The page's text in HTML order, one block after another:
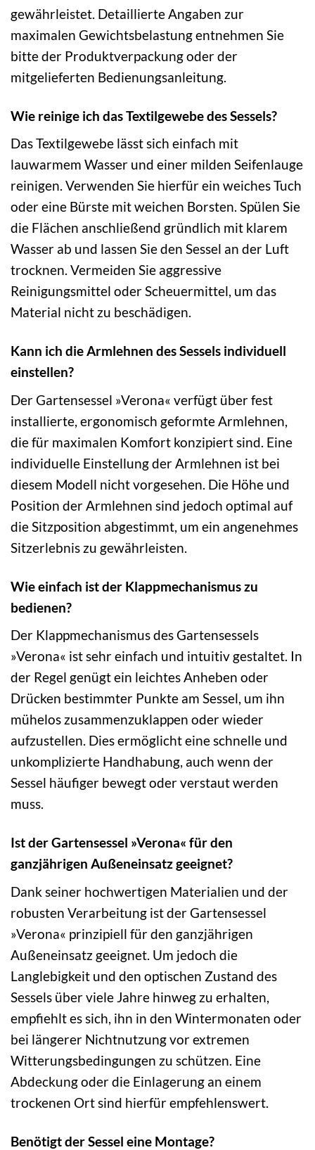
gewährleistet. Detaillierte Angaben zur
maximalen Gewichtsbelastung entnehmen Sie
bitte der Produktverpackung oder der
mitgelieferten Bedienungsanleitung.
Wie reinige ich das Textilgewebe des Sessels?
Das Textilgewebe lässt sich einfach mit
lauwarmem Wasser und einer milden Seifenlauge
reinigen. Verwenden Sie hierfür ein weiches Tuch
oder eine Bürste mit weichen Borsten. Spülen Sie
die Flächen anschließend gründlich mit klarem
Wasser ab und lassen Sie den Sessel an der Luft
trocknen. Vermeiden Sie aggressive
Reinigungsmittel oder Scheuermittel, um das
Material nicht zu beschädigen.
Kann ich die Armlehnen des Sessels individuell
einstellen?
Der Gartensessel »Verona« verfügt über fest
installierte, ergonomisch geformte Armlehnen,
die für maximalen Komfort konzipiert sind. Eine
individuelle Einstellung der Armlehnen ist bei
diesem Modell nicht vorgesehen. Die Höhe und
Position der Armlehnen sind jedoch optimal auf
die Sitzposition abgestimmt, um ein angenehmes
Sitzerlebnis zu gewährleisten.
Wie einfach ist der Klappmechanismus zu
bedienen?
Der Klappmechanismus des Gartensessels
»Verona« ist sehr einfach und intuitiv gestaltet. In
der Regel genügt ein leichtes Anheben oder
Drücken bestimmter Punkte am Sessel, um ihn
mühelos zusammenzuklappen oder wieder
aufzustellen. Dies ermöglicht eine schnelle und
unkomplizierte Handhabung, auch wenn der
Sessel häufiger bewegt oder verstaut werden
muss.
Ist der Gartensessel »Verona« für den
ganzjährigen Außeneinsatz geeignet?
Dank seiner hochwertigen Materialien und der
robusten Verarbeitung ist der Gartensessel
»Verona« prinzipiell für den ganzjährigen
Außeneinsatz geeignet. Um jedoch die
Langlebigkeit und den optischen Zustand des
Sessels über viele Jahre hinweg zu erhalten,
empfiehlt es sich, ihn in den Wintermonaten oder
bei längerer Nichtnutzung vor extremen
Witterungsbedingungen zu schützen. Eine
Abdeckung oder die Einlagerung an einem
trockenen Ort sind hierfür empfehlenswert.
Benötigt der Sessel eine Montage?